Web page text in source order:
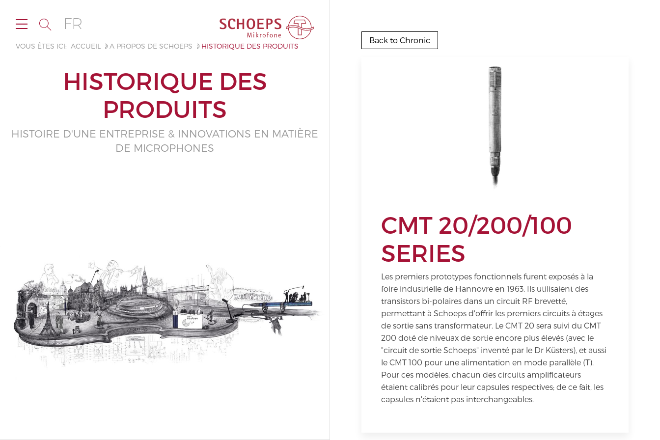
FR
VOUS ÊTES ICI: ACCUEIL A PROPOS DE SCHOEPS HISTORIQUE DES PRODUITS
HISTORIQUE DES
PRODUITS
HISTOIRE D'UNE ENTREPRISE & INNOVATIONS EN MATIÈRE
DE MICROPHONES
Back to Chronic
CMT 20/200/100
SERIES
Les premiers prototypes fonctionnels furent exposés à la
foire industrielle de Hannovre en 1963. Ils utilisaient des
transistors bi-polaires dans un circuit RF brevetté,
permettant à Schoeps d'offrir les premiers circuits à étages
de sortie sans transformateur. Le CMT 20 sera suivi du CMT
200 doté de niveuax de sortie encore plus élevés (avec le
"circuit de sortie Schoeps" inventé par le Dr Küsters), et aussi
le CMT 100 pour une alimentation en mode parallèle (T).
Pour ces modèles, chacun des circuits amplificateurs
étaient calibrés pour leur capsules respectives; de ce fait, les
capsules n'étaient pas interchangeables.